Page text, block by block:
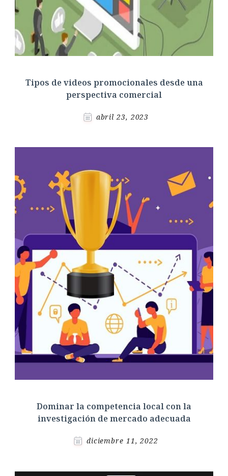
Tipos de videos promocionales desde una
perspectiva comercial
abril 23, 2023
Dominar la competencia local con la
investigación de mercado adecuada
diciembre 11, 2022